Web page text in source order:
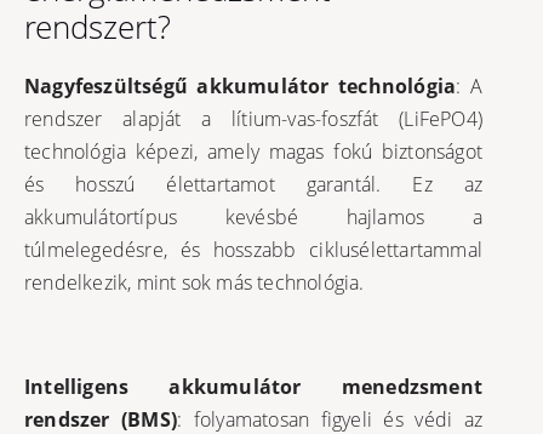
rendszert?
Nagyfeszültségű akkumulátor technológia: A
rendszer alapját a lítium-vas-foszfát (LiFePO4)
technológia képezi, amely magas fokú biztonságot
és hosszú élettartamot garantál. Ez az
akkumulátortípus kevésbé hajlamos a
túlmelegedésre, és hosszabb ciklusélettartammal
rendelkezik, mint sok más technológia.
Intelligens akkumulátor menedzsment
rendszer (BMS): folyamatosan figyeli és védi az